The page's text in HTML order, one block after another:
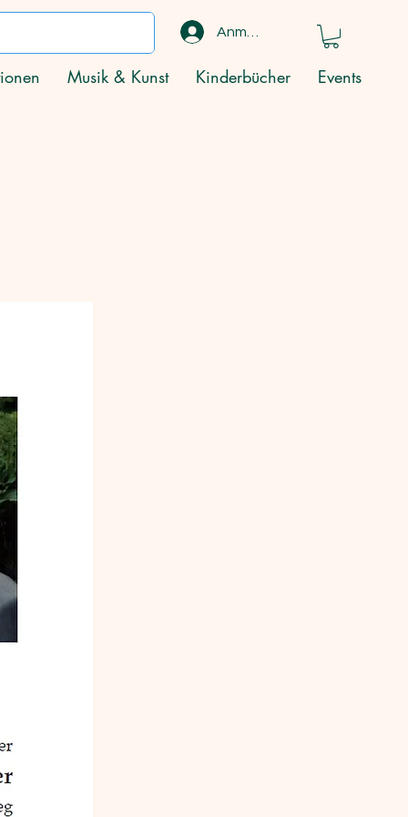
Anmelden
Musik & Kunst Kinderbücher Events